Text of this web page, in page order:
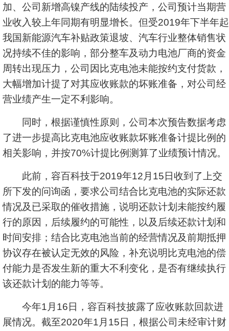
加、公司新增高镍产线的陆续投产，公司预计当期营
业收入较上年同期有明显增长。但受2019年下半年起
我国新能源汽车补贴政策退坡、汽车行业整体销售状
况持续不佳的影响，部分整车及动力电池厂商的资金
周转出现压力，公司因比克电池未能按约支付货款，
大幅增加计提了对其应收账款的坏账准备，对公司经
营业绩产生一定不利影响。
同时，根据谨慎性原则，公司本次预告数据考虑
了进一步提高比克电池应收账款坏账准备计提比例的
相关影响，并按70%计提比例测算了业绩预计情况。
此前，容百科技于2019年12月15日收到了上交
所下发的问询函，要求公司结合比克电池的实际还款
情况及已采取的催收措施，说明还款计划未能按约履
行的原因，后续履约的可能性，以及后续还款计划和
时间安排；结合比克电池当前的经营情况及前期抵押
协议存在被认定无效的风险，补充说明比克电池的偿
付能力是否发生新的重大不利变化，是否有继续执行
该还款计划的能力等等。
今年1月16日，容百科技披露了应收账款回款进
展情况。截至2020年1月15日，根据公司未经审计财